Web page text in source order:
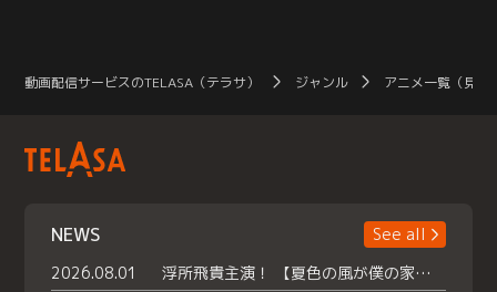
動画配信サービスのTELASA（テラサ） ジャンル アニメ一覧（見放
NEWS
See all
2026.08.01
浮所飛貴主演！ 【夏色の風が僕の家にやってきた】 本日よりテラサで独占配信スタート！